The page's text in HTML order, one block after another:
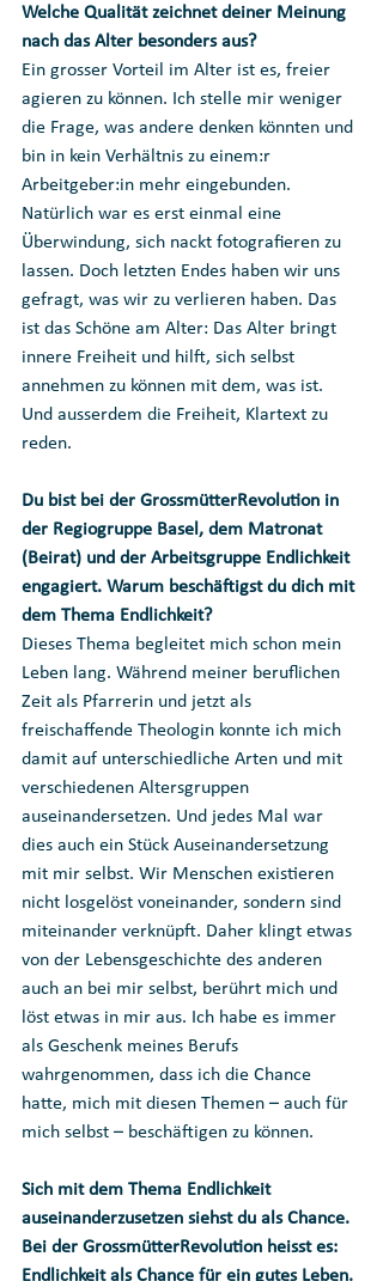
Welche Qualität zeichnet deiner Meinung
nach das Alter besonders aus?
Ein grosser Vorteil im Alter ist es, freier
agieren zu können. Ich stelle mir weniger
die Frage, was andere denken könnten und
bin in kein Verhältnis zu einem:r
Arbeitgeber:in mehr eingebunden.
Natürlich war es erst einmal eine
Überwindung, sich nackt fotografieren zu
lassen. Doch letzten Endes haben wir uns
gefragt, was wir zu verlieren haben. Das
ist das Schöne am Alter: Das Alter bringt
innere Freiheit und hilft, sich selbst
annehmen zu können mit dem, was ist.
Und ausserdem die Freiheit, Klartext zu
reden.
Du bist bei der GrossmütterRevolution in
der Regiogruppe Basel, dem Matronat
(Beirat) und der Arbeitsgruppe Endlichkeit
engagiert. Warum beschäftigst du dich mit
dem Thema Endlichkeit?
Dieses Thema begleitet mich schon mein
Leben lang. Während meiner beruflichen
Zeit als Pfarrerin und jetzt als
freischaffende Theologin konnte ich mich
damit auf unterschiedliche Arten und mit
verschiedenen Altersgruppen
auseinandersetzen. Und jedes Mal war
dies auch ein Stück Auseinandersetzung
mit mir selbst. Wir Menschen existieren
nicht losgelöst voneinander, sondern sind
miteinander verknüpft. Daher klingt etwas
von der Lebensgeschichte des anderen
auch an bei mir selbst, berührt mich und
löst etwas in mir aus. Ich habe es immer
als Geschenk meines Berufs
wahrgenommen, dass ich die Chance
hatte, mich mit diesen Themen – auch für
mich selbst – beschäftigen zu können.
Sich mit dem Thema Endlichkeit
auseinanderzusetzen siehst du als Chance.
Bei der GrossmütterRevolution heisst es:
Endlichkeit als Chance für ein gutes Leben.